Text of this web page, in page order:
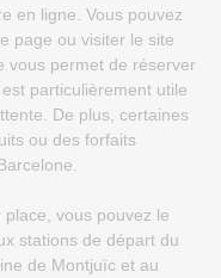
en ligne. Vous pouvez
page ou visiter le site
vous permet de réserver
particulièrement utile
De plus, certaines
ou des forfaits
vous pouvez le
stations de départ du
de Montjuïc et au